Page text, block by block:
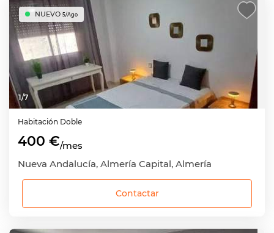
1/7
NUEVO 5/Ago
Habitación Doble
400 €/mes
Nueva Andalucía, Almería Capital, Almería
Contactar